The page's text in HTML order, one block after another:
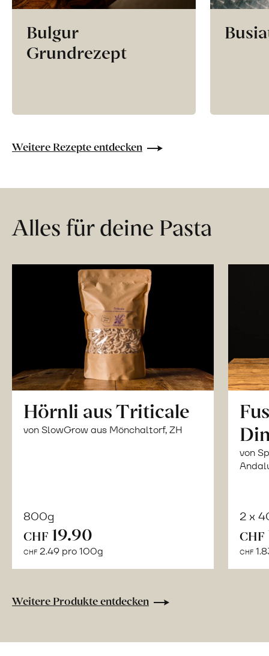
Bulgur
Grundrezept
Weitere Rezepte entdecken
Alles für deine Pasta
Hörnli aus Triticale
von SlowGrow aus Mönchaltorf, ZH
800g
CHF 19.90
CHF 2.49 pro 100g
von
2 x
CHF
CHF
Weitere Produkte entdecken